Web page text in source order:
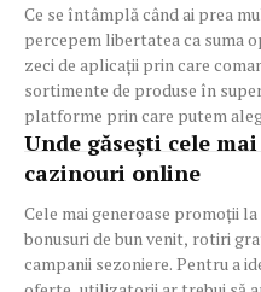
Ce se întâmplă când ai prea
percepem libertatea ca suma
zeci de aplicații prin care
sortimente de produse în
platforme prin care putem
Unde găsești cele
cazinouri online
Cele mai generoase promoții
bonusuri de bun venit, rotiri
campanii sezoniere. Pentru a